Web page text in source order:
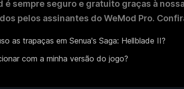
é sempre seguro e gratuito graças à
pelos assinantes do WeMod Pro.
as trapaças em Senua's Saga: Hellblade II?
com a minha versão do jogo?